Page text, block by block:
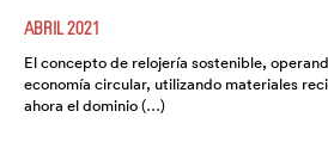
ABRIL 2021
El concepto de relojería sostenible,
economía circular, utilizando materiales
ahora el dominio (…)